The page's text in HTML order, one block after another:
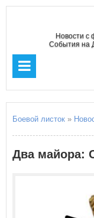
Новости с
События на
Боевой листок »
Два майора: